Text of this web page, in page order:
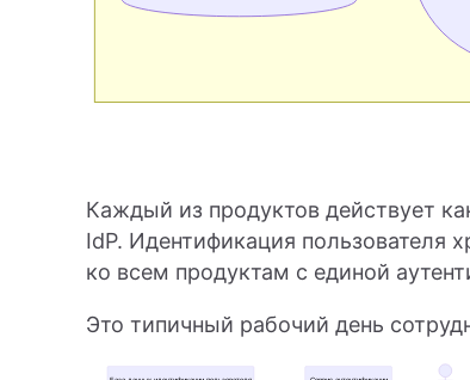
Каждый из продуктов действует
IdP. Идентификация пользователя
ко всем продуктам с единой
Это типичный рабочий день